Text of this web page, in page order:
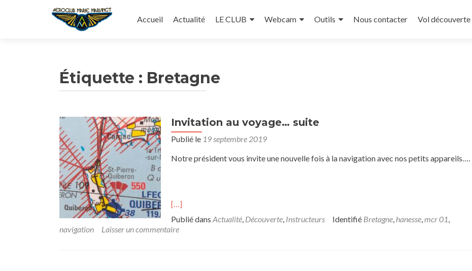
au
Accueil Actualité LE CLUB Webcam Outils Nous contacter Vol découverte
Étiquette : Bretagne
Invitation au voyage… suite
Publié le 19 septembre 2019
Notre président vous invite une nouvelle fois à la navigation avec nos petits appareils….
[…]
Publié dans Actualité, Découverte, Instructeurs Identifié Bretagne, hanesse,mcr 01,
navigation
Laisser un commentaire